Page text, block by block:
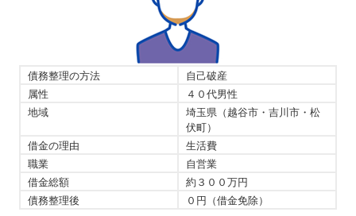
債務整理の方法
自己破産
属性
４０代男性
地域
埼玉県（越谷市・吉川市・松
伏町）
借金の理由
生活費
職業
自営業
借金総額
約３００万円
債務整理後
０円（借金免除）